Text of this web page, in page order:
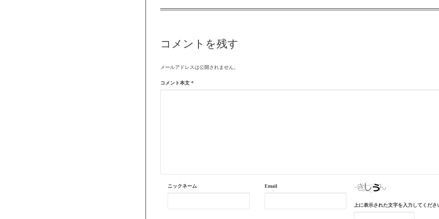
コメントを残す
メールアドレスは公開されません。
コメント本文 *
ニックネーム Email
上に表示された文字を入力してくださ